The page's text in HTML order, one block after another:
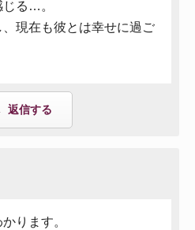
る…。
現在も彼とは幸せに過ご
返信する
ります。